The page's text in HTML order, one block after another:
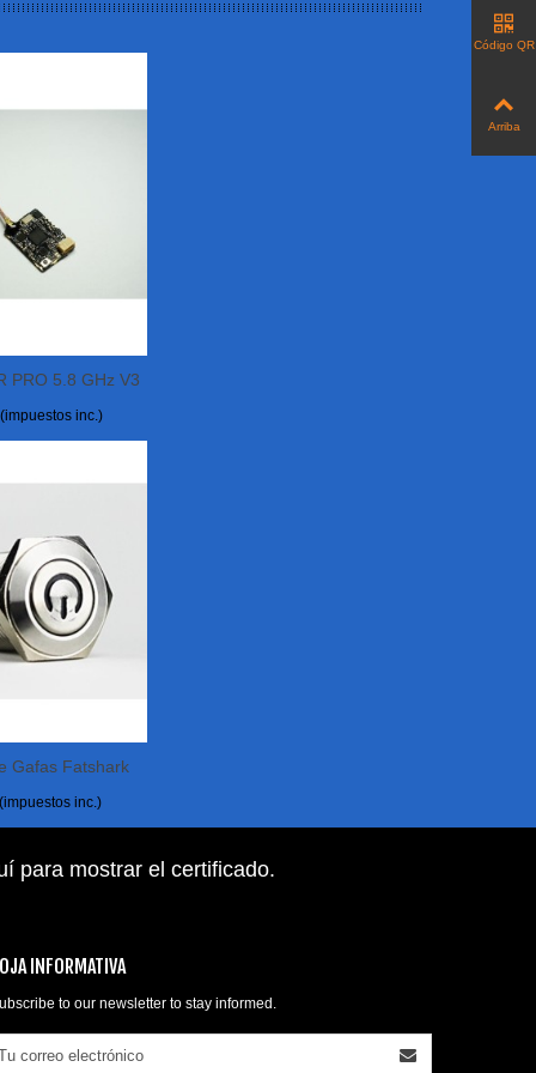
PRO 5.8 GHz V3
(impuestos inc.)
Gafas Fatshark
(impuestos inc.)
INFORMATIVA
to our newsletter to stay informed.
para mostrar el certificado.
Código QR
Arriba